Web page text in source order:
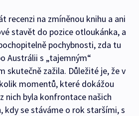
recenzi na zmíněnou knihu a ani
stavět do pozice otloukánka, a
pochybnosti, zda tu
Austrálii s „tajemným“
skutečně zažila. Důležité je, že v
momentů, které dokážou
nich byla konfrontace našich
kdy se stáváme o rok staršími, s